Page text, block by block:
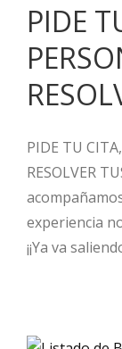
PIDE
PIDE TU
RESOLVER
experiencia
¡¡Ya va